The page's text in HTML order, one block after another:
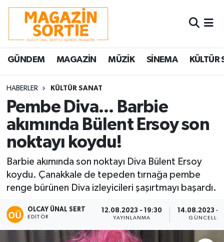
GÜNDEM MAGAZİN MÜZİK SİNEMA KÜLTÜR
HABERLER KÜLTÜR SANAT
Pembe Diva... Barbie
akımında Bülent Ersoy son
noktayı koydu!
Barbie akımında son noktayı Diva Bülent Ersoy
koydu. Çanakkale de tepeden tırnağa pembe
renge bürünen Diva izleyicileri şaşırtmayı başardı.
OLCAY ÜNAL SERT
EDITÖR
12.08.2023 - 19:30
YAYINLANMA
14.08.2023 -
Nöbetçi Eczaneler
Hava Durumu
Trafik Durumu
Süper Lig Puan Durumu ve Fikstür
Tüm Manşetler
Son Dakika Haberleri
Haber Arşivi